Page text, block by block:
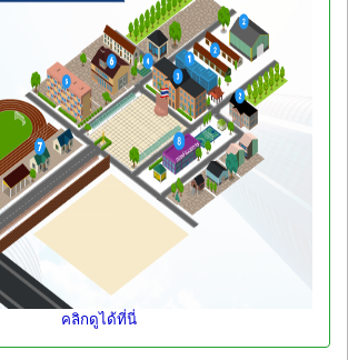
คลิกดูได้ที่นี่